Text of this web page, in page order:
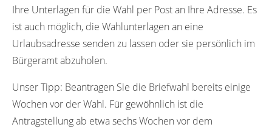
Ihre Unterlagen für die Wahl per Post an Ihre Adresse. Es
ist auch möglich, die Wahlunterlagen an eine
Urlaubsadresse senden zu lassen oder sie persönlich im
Bürgeramt abzuholen.
Unser Tipp: Beantragen Sie die Briefwahl bereits einige
Wochen vor der Wahl. Für gewöhnlich ist die
Antragstellung ab etwa sechs Wochen vor dem